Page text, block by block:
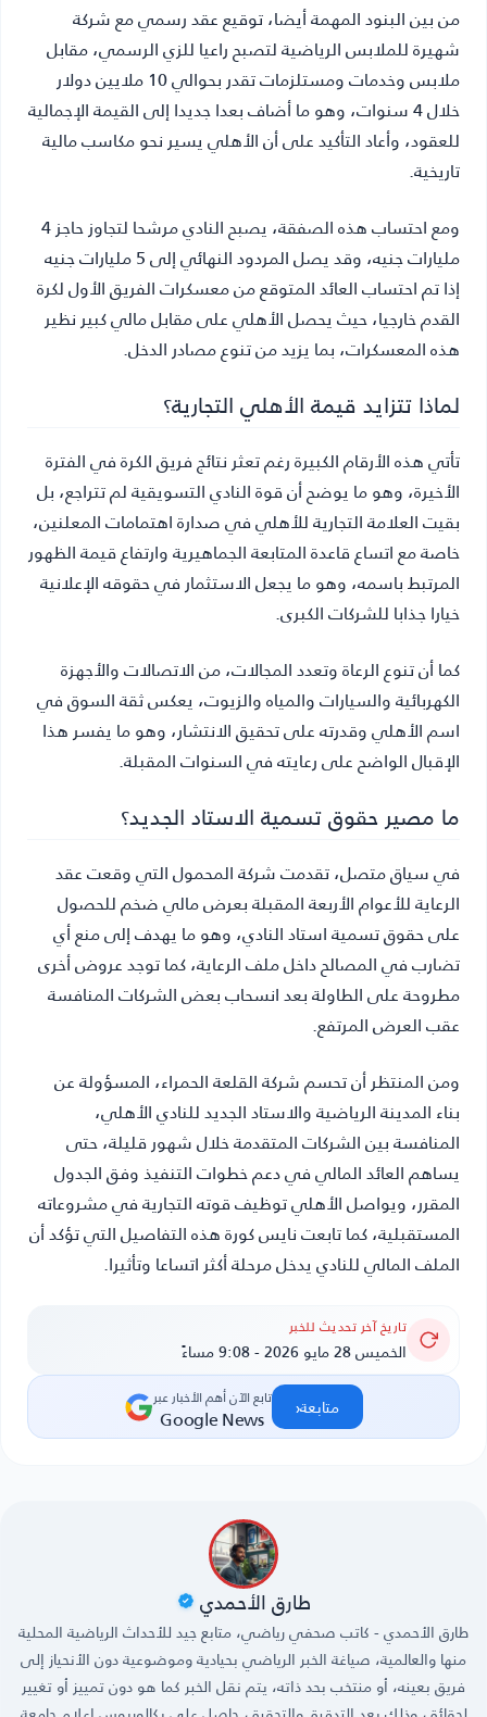
من بين البنود المهمة أيضا، توقيع عقد رسمي مع شركة
شهيرة للملابس الرياضية لتصبح راعيا للزي الرسمي، مقابل
ملابس وخدمات ومستلزمات تقدر بحوالي 10 ملايين دولار
خلال 4 سنوات، وهو ما أضاف بعدا جديدا إلى القيمة الإجمالية
للعقود، وأعاد التأكيد على أن الأهلي يسير نحو مكاسب مالية
تاريخية.
ومع احتساب هذه الصفقة، يصبح النادي مرشحا لتجاوز حاجز 4
مليارات جنيه، وقد يصل المردود النهائي إلى 5 مليارات جنيه
إذا تم احتساب العائد المتوقع من معسكرات الفريق الأول لكرة
القدم خارجيا، حيث يحصل الأهلي على مقابل مالي كبير نظير
هذه المعسكرات، بما يزيد من تنوع مصادر الدخل.
لماذا تتزايد قيمة الأهلي التجارية؟
تأتي هذه الأرقام الكبيرة رغم تعثر نتائج فريق الكرة في الفترة
الأخيرة، وهو ما يوضح أن قوة النادي التسويقية لم تتراجع، بل
بقيت العلامة التجارية للأهلي في صدارة اهتمامات المعلنين،
خاصة مع اتساع قاعدة المتابعة الجماهيرية وارتفاع قيمة الظهور
المرتبط باسمه، وهو ما يجعل الاستثمار في حقوقه الإعلانية
خيارا جذابا للشركات الكبرى.
كما أن تنوع الرعاة وتعدد المجالات، من الاتصالات والأجهزة
الكهربائية والسيارات والمياه والزيوت، يعكس ثقة السوق في
اسم الأهلي وقدرته على تحقيق الانتشار، وهو ما يفسر هذا
الإقبال الواضح على رعايته في السنوات المقبلة.
ما مصير حقوق تسمية الاستاد الجديد؟
في سياق متصل، تقدمت شركة المحمول التي وقعت عقد
الرعاية للأعوام الأربعة المقبلة بعرض مالي ضخم للحصول
على حقوق تسمية استاد النادي، وهو ما يهدف إلى منع أي
تضارب في المصالح داخل ملف الرعاية، كما توجد عروض أخرى
مطروحة على الطاولة بعد انسحاب بعض الشركات المنافسة
عقب العرض المرتفع.
ومن المنتظر أن تحسم شركة القلعة الحمراء، المسؤولة عن
بناء المدينة الرياضية والاستاد الجديد للنادي الأهلي،
المنافسة بين الشركات المتقدمة خلال شهور قليلة، حتى
يساهم العائد المالي في دعم خطوات التنفيذ وفق الجدول
المقرر، ويواصل الأهلي توظيف قوته التجارية في مشروعاته
المستقبلية، كما تابعتنايس كورةهذه التفاصيل التي تؤكد أن
الملف المالي للنادي يدخل مرحلة أكثر اتساعا وتأثيرا.
تاريخ آخر تحديث للخبر
الخميس 28 مايو 2026 - 9:08 مساءً
تابع الآن أهم الأخبار عبر
Google News متابعة‹
طارق الأحمدي
طارق الأحمدي - كاتب صحفي رياضي، متابع جيد للأحداث الرياضية المحلية
منها والعالمية، صياغة الخبر الرياضي بحيادية وموضوعية دون الأنحياز إلى
فريق بعينه، أو منتخب بحد ذاته، يتم نقل الخبر كما هو دون تمييز أو تغيير